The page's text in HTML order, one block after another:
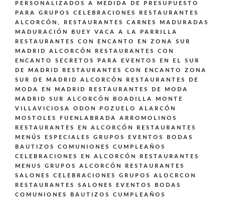
PERSONALIZADOS A MEDIDA DE PRESUPUESTO
PARA GRUPOS CELEBRACIONES
RESTAURANTES
ALCORCÓN,
RESTAURANTES CARNES MADURADAS
MADURACIÓN BUEY VACA A LA PARRILLA
RESTAURANTES CON ENCANTO EN ZONA SUR
MADRID ALCORCÓN
RESTAURANTES CON
ENCANTO SECRETOS PARA EVENTOS EN EL SUR
DE MADRID
RESTAURANTES CON ENCANTO ZONA
SUR DE MADRID ALCORCÓN
RESTAURANTES DE
MODA EN MADRID
RESTAURANTES DE MODA
MADRID SUR ALCORCÓN BOADILLA MONTE
VILLAVICIOSA ODON POZUELO ALARCÓN
MOSTOLES FUENLABRADA ARROMOLINOS
RESTAURANTES EN ALCORCÓN
RESTAURANTES
MENÚS ESPECIALES GRUPOS EVENTOS BODAS
BAUTIZOS COMUNIONES CUMPLEAÑOS
CELEBRACIONES EN ALCORCÓN
RESTAURANTES
MENUS GRUPOS ALCORCÓN
RESTAURANTES
SALONES CELEBRACIONES GRUPOS ALOCRCON
RESTAURANTES SALONES EVENTOS BODAS
COMUNIONES BAUTIZOS CUMPLEAÑOS